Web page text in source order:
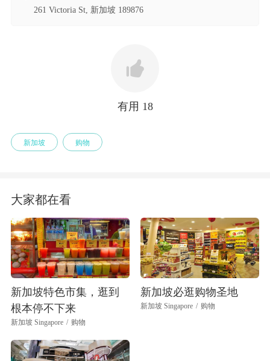
261 Victoria St, 新加坡 189876
有用 18
新加坡 购物
大家都在看
新加坡特色市集，逛到
根本停不下来
新加坡 Singapore / 购物
新加坡必逛购物圣地
新加坡 Singapore / 购物